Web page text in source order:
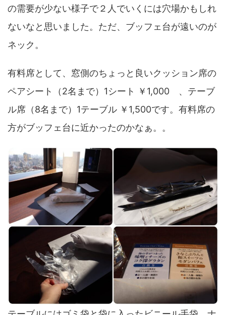
の需要が少ない様子で２人でいくには穴場かもしれ
ないなと思いました。ただ、ブッフェ台が遠いのが
ネック。
有料席として、窓側のちょっと良いクッション席の
ペアシート（2名まで）1シート ￥1,000 、テーブ
ル席（8名まで）1テーブル ￥1,500です。有料席の
方がブッフェ台に近かったのかなぁ。。